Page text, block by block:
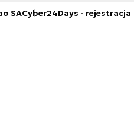
SACyber24Days - rejestracja